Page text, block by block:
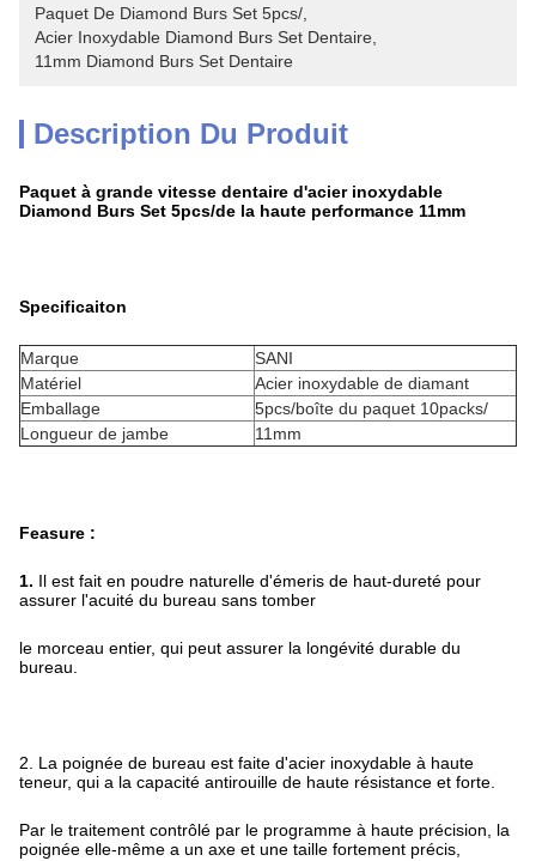
Paquet De Diamond Burs Set 5pcs/
Acier Inoxydable Diamond Burs Set Dentaire
11mm Diamond Burs Set Dentaire
Description Du Produit
Paquet à grande vitesse dentaire d'acier inoxydable
Diamond Burs Set 5pcs/de la haute performance 11mm
Specificaiton
Marque
SANI
Matériel
Acier inoxydable de diamant
Emballage
5pcs/boîte du paquet 10packs/
Longueur de jambe
11mm
Feasure :
1. Il est fait en poudre naturelle d'émeris de haut-dureté pour
assurer l'acuité du bureau sans tomber
le morceau entier, qui peut assurer la longévité durable du
bureau.
2. La poignée de bureau est faite d'acier inoxydable à haute
teneur, qui a la capacité antirouille de haute résistance et forte.
Par le traitement contrôlé par le programme à haute précision, la
poignée elle-même a un axe et une taille fortement précis,